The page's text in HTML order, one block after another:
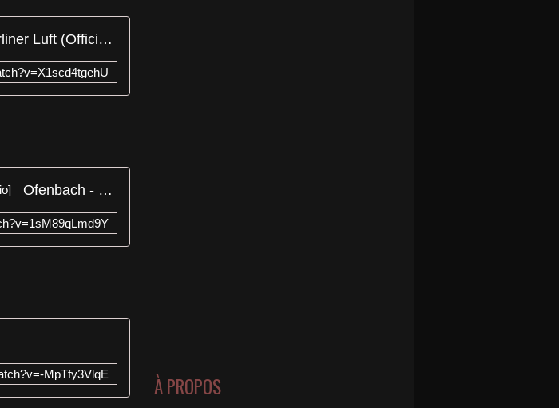
Scooter - Berliner Luft (Official Music Video)
Ofenbach - Overdrive (feat. Norma Jean Martine) [Official Audio]
MpTfy3VlqE À PROPOS